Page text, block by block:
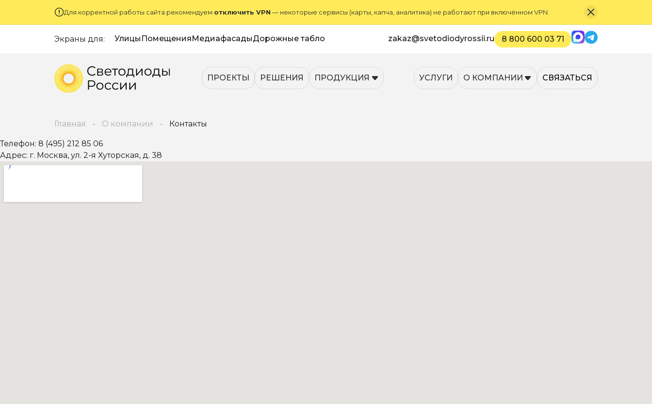
Для корректной работы сайта рекомендуем отключить VPN — некоторые сервисы (карты, капча, аналитика) не работают при включённом VPN.
Экраны для: Улицы ПомещенияМедиафасадыДорожные табло zakaz@svetodiodyrossii.ru 8 800 600 03 71 MaxTelegram
ПРОЕКТЫ РЕШЕНИЯ ПРОДУКЦИЯ УСЛУГИ О КОМПАНИИ СВЯЗАТЬСЯ
Главная О компании Контакты
Телефон: 8 (495) 212 85 06
Адрес: г. Москва, ул. 2-я Хуторская, д. 38